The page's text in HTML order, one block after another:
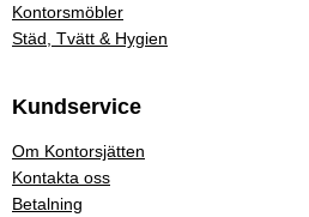
Kontorsmöbler
Städ, Tvätt & Hygien
Kundservice
Om Kontorsjätten
Kontakta oss
Betalning